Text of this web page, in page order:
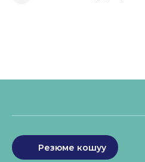
Резюме кошуу